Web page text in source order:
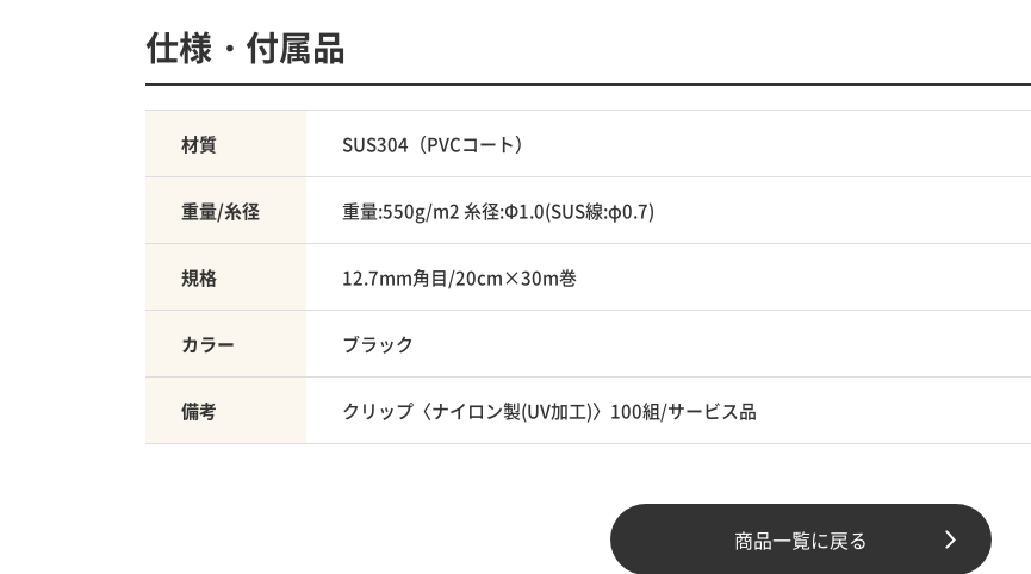
仕様・付属品
材質 SUS304（PVCコート）
重量/糸径 重量:550g/m2 糸径:Φ1.0(SUS線:φ0.7)
規格 12.7mm角目/20cm×30m巻
カラー ブラック
備考 クリップ〈ナイロン製(UV加工)〉100組/サービス品
商品一覧に戻る